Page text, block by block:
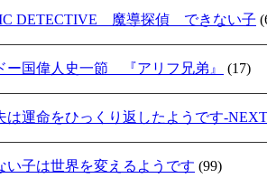
DETECTIVE 魔導探偵 できない子
ー国偉人史一節 『アリフ兄弟』 (17)
は運命をひっくり返したようです-
い子は世界を変えるようです (99)